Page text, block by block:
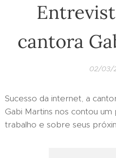
cantora
02/03/
Sucesso da internet, a
Gabi Martins nos contou
trabalho e sobre seus